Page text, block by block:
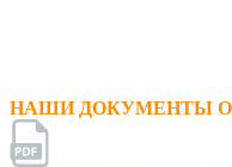
НАШИ ДОКУМЕНТЫ